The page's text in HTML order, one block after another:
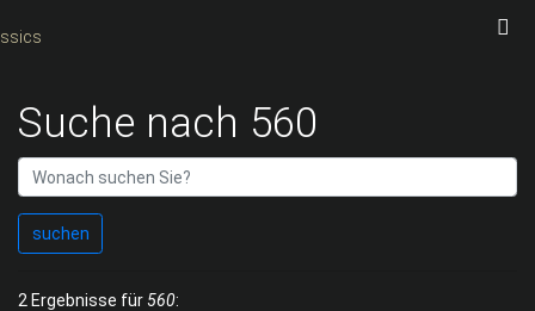
Suche nach 560
suchen
2 Ergebnisse für560: